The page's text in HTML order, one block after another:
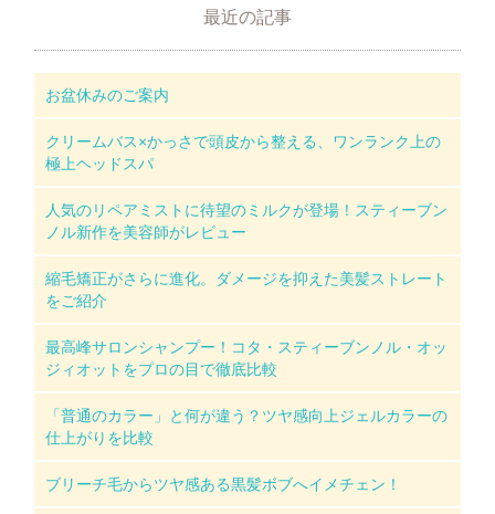
最近の記事
お盆休みのご案内
クリームバス×かっさで頭皮から整える、ワンランク上の
極上ヘッドスパ
人気のリペアミストに待望のミルクが登場！スティーブン
ノル新作を美容師がレビュー
縮毛矯正がさらに進化。ダメージを抑えた美髪ストレート
をご紹介
最高峰サロンシャンプー！コタ・スティーブンノル・オッ
ジィオットをプロの目で徹底比較
「普通のカラー」と何が違う？ツヤ感向上ジェルカラーの
仕上がりを比較
ブリーチ毛からツヤ感ある黒髪ボブへイメチェン！